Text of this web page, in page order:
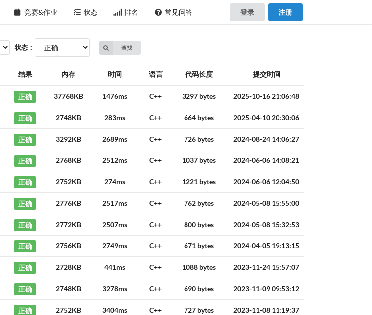
竞赛&作业 状态 排名 常见问答 登录 注册
状态： 查找
结果 内存 时间 语言 代码长度 提交时间
正确 37768KB 1476ms C++ 3297 bytes 2025-10-16 21:06:48
正确 2748KB 283ms C++ 664 bytes 2025-04-10 20:30:06
正确 3292KB 2689ms C++ 726 bytes 2024-08-24 14:06:27
正确 2768KB 2512ms C++ 1037 bytes 2024-06-06 14:08:21
正确 2752KB 274ms C++ 1221 bytes 2024-06-06 12:04:50
正确 2776KB 2517ms C++ 762 bytes 2024-05-08 15:55:00
正确 2772KB 2507ms C++ 800 bytes 2024-05-08 15:32:53
正确 2756KB 2749ms C++ 671 bytes 2024-04-05 19:13:15
正确 2728KB 441ms C++ 1088 bytes 2023-11-24 15:57:07
正确 2748KB 3278ms C++ 690 bytes 2023-11-09 09:53:12
正确 2752KB 3404ms C++ 727 bytes 2023-11-08 11:19:37